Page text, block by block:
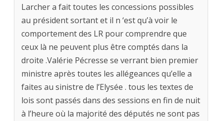
Larcher a fait toutes les concessions possibles
au président sortant et il n ‘est qu’à voir le
comportement des LR pour comprendre que
ceux là ne peuvent plus être comptés dans la
droite .Valérie Pécresse se verrant bien premier
ministre après toutes les allégeances qu’elle a
faites au sinistre de l’Elysée . tous les textes de
lois sont passés dans des sessions en fin de nuit
à l’heure où la majorité des députés ne sont pas